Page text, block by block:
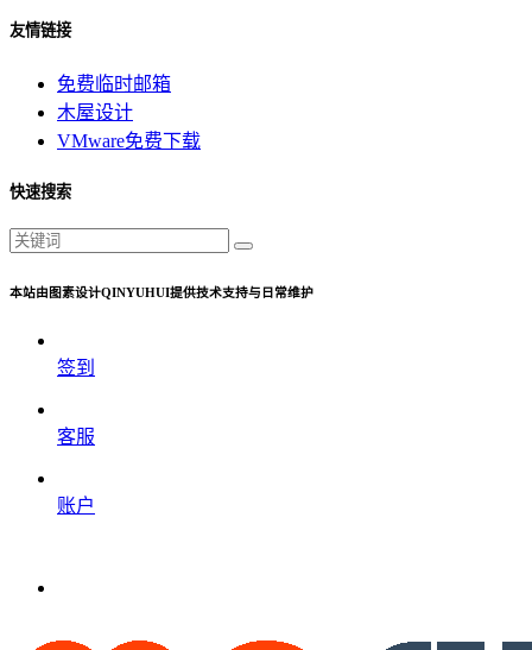
友情链接
免费临时邮箱
木屋设计
VMware免费下载
快速搜索
本站由图素设计QINYUHUI提供技术支持与日常维护
签到
客服
账户